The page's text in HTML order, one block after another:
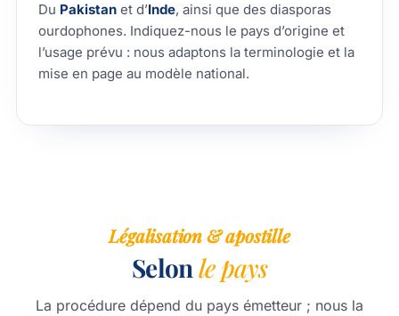
Du Pakistan et d’Inde, ainsi que des diasporas
ourdophones. Indiquez-nous le pays d’origine et
l’usage prévu : nous adaptons la terminologie et la
mise en page au modèle national.
Légalisation & apostille
Selonle pays
La procédure dépend du pays émetteur ; nous la